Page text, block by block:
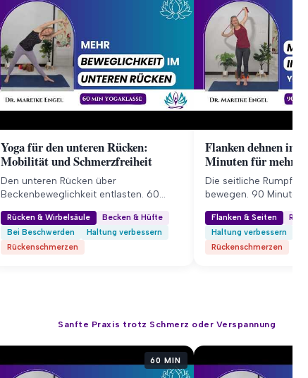
Yoga für den unteren Rücken:
Mobilität und Schmerzfreiheit
Den unteren Rücken über
Beckenbeweglichkeit entlasten. 60
mehr Mobilität im Becken.
Rücken & Wirbelsäule
Becken & Hüfte
Bei Beschwerden
Haltung verbessern
Rückenschmerzen
Flanken dehnen im
Minuten für mehr
Die seitliche
bewegen. 90 Minuten
weniger
Flanken & Seiten
Haltung verbessern
Rückenschmerzen
Sanfte Praxis trotz Schmerz oder Verspannung
60 MIN